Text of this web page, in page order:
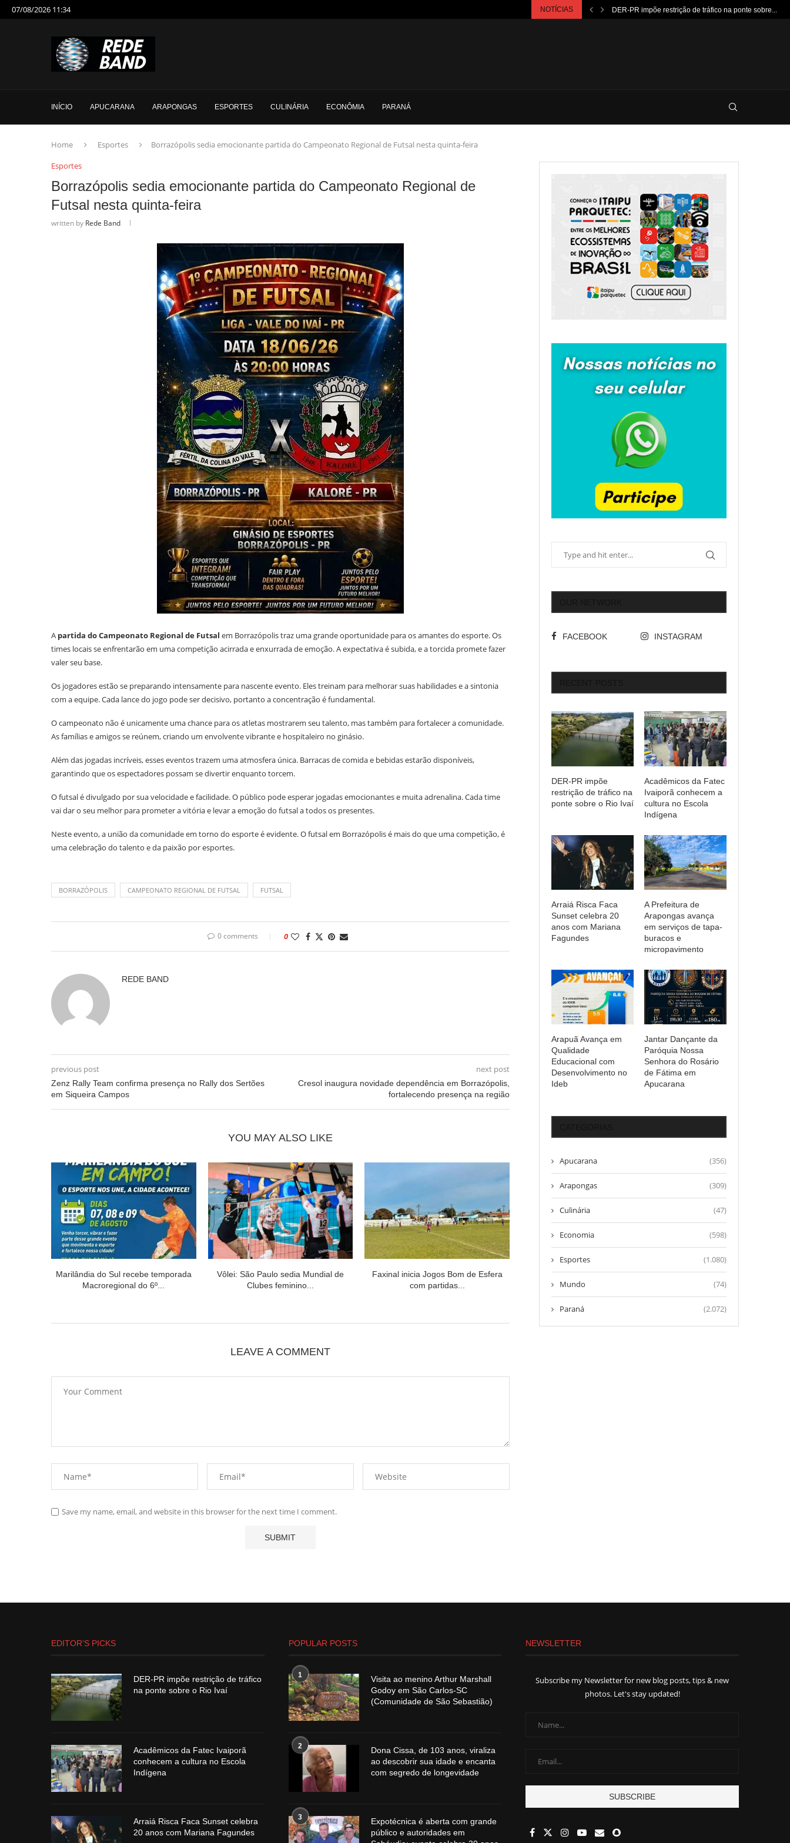
07/08/2026 11:34 NOTÍCIAS DER-PR impõe restrição de tráfico na ponte sobre...
INÍCIO APUCARANA ARAPONGAS ESPORTES CULINÁRIA ECONÔMIA PARANÁ
Home Esportes
Borrazópolis sedia emocionante partida do Campeonato Regional de Futsal nesta quinta-feira
Esportes
Borrazópolis sedia emocionante partida do Campeonato Regional de
Futsal nesta quinta-feira
written by Rede Band
A partida do Campeonato Regional de Futsal em Borrazópolis traz uma grande oportunidade para os amantes do esporte. Os
times locais se enfrentarão em uma competição acirrada e enxurrada de emoção. A expectativa é subida, e a torcida promete fazer
valer seu base.
Os jogadores estão se preparando intensamente para nascente evento. Eles treinam para melhorar suas habilidades e a sintonia
com a equipe. Cada lance do jogo pode ser decisivo, portanto a concentração é fundamental.
O campeonato não é unicamente uma chance para os atletas mostrarem seu talento, mas também para fortalecer a comunidade.
As famílias e amigos se reúnem, criando um envolvente vibrante e hospitaleiro no ginásio.
Além das jogadas incríveis, esses eventos trazem uma atmosfera única. Barracas de comida e bebidas estarão disponíveis,
garantindo que os espectadores possam se divertir enquanto torcem.
O futsal é divulgado por sua velocidade e facilidade. O público pode esperar jogadas emocionantes e muita adrenalina. Cada time
vai dar o seu melhor para prometer a vitória e levar a emoção do futsal a todos os presentes.
Neste evento, a união da comunidade em torno do esporte é evidente. O futsal em Borrazópolis é mais do que uma competição, é
uma celebração do talento e da paixão por esportes.
BORRAZÓPOLIS CAMPEONATO REGIONAL DE FUTSAL FUTSAL
0 comments 0
REDE BAND
previous post
Zenz Rally Team confirma presença no Rally dos Sertões
em Siqueira Campos
next post
Cresol inaugura novidade dependência em Borrazópolis,
fortalecendo presença na região
YOU MAY ALSO LIKE
Marilândia do Sul recebe temporada
Macroregional do 6º...
Vôlei: São Paulo sedia Mundial de
Clubes feminino...
Faxinal inicia Jogos Bom de Esfera
com partidas...
LEAVE A COMMENT
Save my name, email, and website in this browser for the next time I comment.
FACEBOOK INSTAGRAM
DER-PR impõe
restrição de tráfico na
ponte sobre o Rio Ivaí
Acadêmicos da Fatec
Ivaiporã conhecem a
cultura no Escola
Indígena
Arraiá Risca Faca
Sunset celebra 20
anos com Mariana
Fagundes
A Prefeitura de
Arapongas avança
em serviços de tapa-
buracos e
micropavimento
Arapuã Avança em
Qualidade
Educacional com
Desenvolvimento no
Ideb
Jantar Dançante da
Paróquia Nossa
Senhora do Rosário
de Fátima em
Apucarana
Apucarana (356)
Arapongas (309)
Culinária (47)
Economia (598)
Esportes (1.080)
Mundo (74)
Paraná (2.072)
EDITOR’S PICKS
DER-PR impõe restrição de tráfico
na ponte sobre o Rio Ivaí
Acadêmicos da Fatec Ivaiporã
conhecem a cultura no Escola
Indígena
Arraiá Risca Faca Sunset celebra
20 anos com Mariana Fagundes
POPULAR POSTS
1
Visita ao menino Arthur Marshall
Godoy em São Carlos-SC
(Comunidade de São Sebastião)
2
Dona Cissa, de 103 anos, viraliza
ao descobrir sua idade e encanta
com segredo de longevidade
3
Expotécnica é aberta com grande
público e autoridades em
NEWSLETTER
Subscribe my Newsletter for new blog posts, tips & new
photos. Let's stay updated!